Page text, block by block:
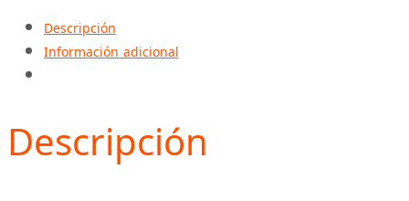
AMBARR
cantidad
Descripción
Información adicional
Descripción